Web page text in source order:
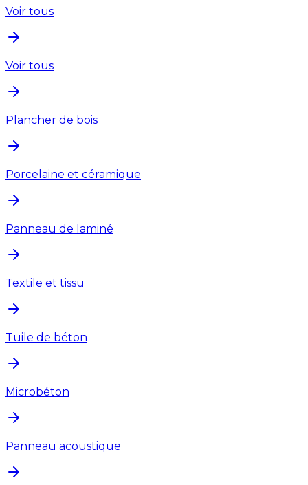
Voir tous
Voir tous
Plancher de bois
Porcelaine et céramique
Panneau de laminé
Textile et tissu
Tuile de béton
Microbéton
Panneau acoustique